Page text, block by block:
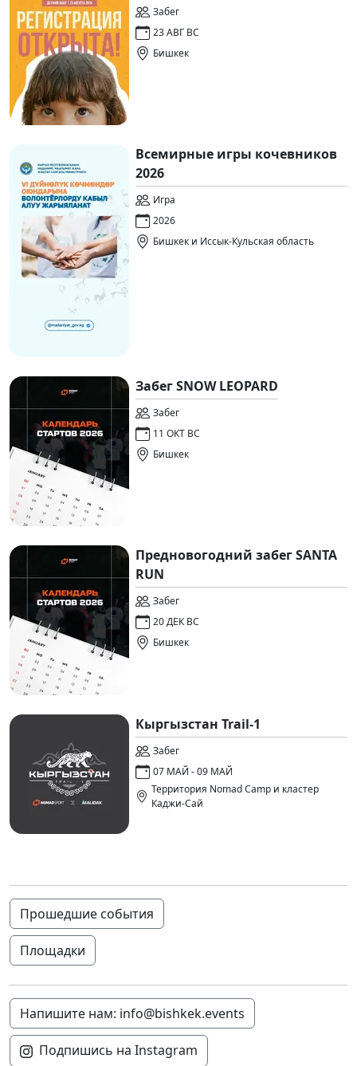
Забег
23 АВГ ВС
Бишкек
Всемирные игры кочевников
2026
Игра
2026
Бишкек и Иссык-Кульская область
Забег SNOW LEOPARD
Забег
11 ОКТ ВС
Бишкек
Предновогодний забег SANTA
RUN
Забег
20 ДЕК ВС
Бишкек
Кыргызстан Trail-1
Забег
07 МАЙ - 09 МАЙ
Территория Nomad Camp и кластер
Каджи-Сай
Прошедшие события
Площадки
Напишите нам: info@bishkek.events
Подпишись на Instagram